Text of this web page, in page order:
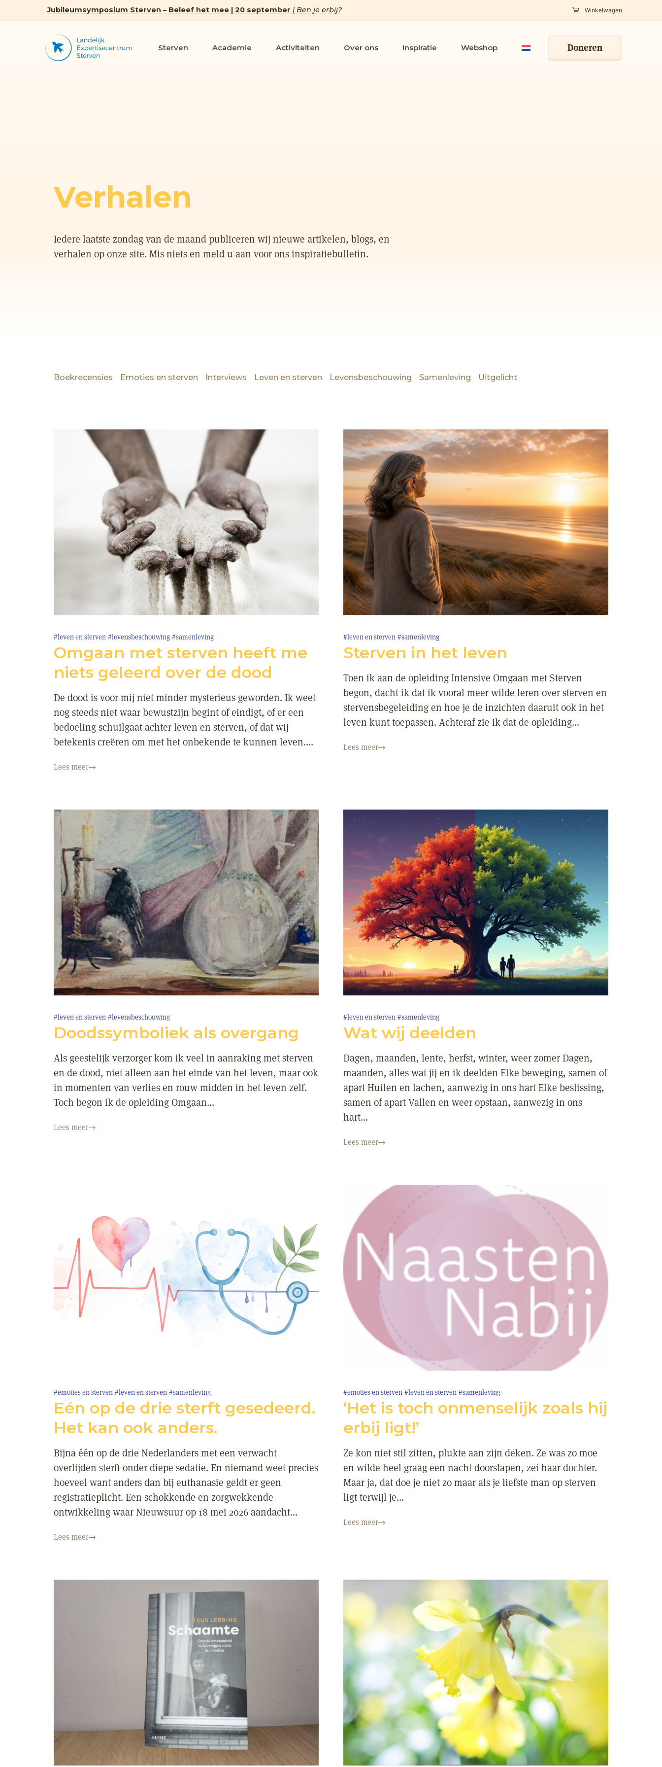
Jubileumsymposium Sterven – Beleef het mee | 20 september | Ben je erbij? Winkelwagen
Sterven Academie Activiteiten Over ons Inspiratie Webshop Doneren
Verhalen
Iedere laatste zondag van de maand publiceren wij nieuwe artikelen, blogs, en
verhalen op onze site. Mis niets en meld u aan voor ons inspiratiebulletin.
Boekrecensies Emoties en sterven Interviews Leven en sterven Levensbeschouwing Samenleving Uitgelicht
#leven en sterven #levensbeschouwing #samenleving
Omgaan met sterven heeft me
niets geleerd over de dood
De dood is voor mij niet minder mysterieus geworden. Ik weet
nog steeds niet waar bewustzijn begint of eindigt, of er een
bedoeling schuilgaat achter leven en sterven, of dat wij
betekenis creëren om met het onbekende te kunnen leven....
Lees meer
#leven en sterven #samenleving
Sterven in het leven
Toen ik aan de opleiding Intensive Omgaan met Sterven
begon, dacht ik dat ik vooral meer wilde leren over sterven en
stervensbegeleiding en hoe je de inzichten daaruit ook in het
leven kunt toepassen. Achteraf zie ik dat de opleiding...
Lees meer
#leven en sterven #levensbeschouwing
Doodssymboliek als overgang
Als geestelijk verzorger kom ik veel in aanraking met sterven
en de dood, niet alleen aan het einde van het leven, maar ook
in momenten van verlies en rouw midden in het leven zelf.
Toch begon ik de opleiding Omgaan...
Lees meer
#leven en sterven #samenleving
Wat wij deelden
Dagen, maanden, lente, herfst, winter, weer zomer Dagen,
maanden, alles wat jij en ik deelden Elke beweging, samen of
apart Huilen en lachen, aanwezig in ons hart Elke beslissing,
samen of apart Vallen en weer opstaan, aanwezig in ons
hart...
Lees meer
#emoties en sterven #leven en sterven #samenleving
Eén op de drie sterft gesedeerd.
Het kan ook anders.
Bijna één op de drie Nederlanders met een verwacht
overlijden sterft onder diepe sedatie. En niemand weet precies
hoeveel want anders dan bij euthanasie geldt er geen
registratieplicht. Een schokkende en zorgwekkende
ontwikkeling waar Nieuwsuur op 18 mei 2026 aandacht...
Lees meer
#emoties en sterven #leven en sterven #samenleving
‘Het is toch onmenselijk zoals hij
erbij ligt!’
Ze kon niet stil zitten, plukte aan zijn deken. Ze was zo moe
en wilde heel graag een nacht doorslapen, zei haar dochter.
Maar ja, dat doe je niet zo maar als je liefste man op sterven
ligt terwijl je...
Lees meer